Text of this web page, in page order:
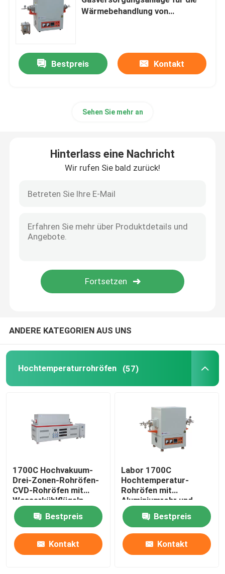
Industrielle Kammeröfen
Regulierter Atmosphären-Ofen
Hebeofen
Wärmebehandlung von
Bestpreis Kontakt
Sehen Sie mehr an
Hinterlass eine Nachricht
Wir rufen Sie bald zurück!
ANDERE KATEGORIEN AUS UNS
Hochtemperaturrohröfen (57)
1700C Hochvakuum-
Drei-Zonen-Rohröfen-
CVD-Rohröfen mit
Wasserkühlflügeln
Bestpreis
Kontakt
Labor 1700C
Hochtemperatur-
Rohröfen mit
Aluminiumrohr und
Dichtungsflansche
Bestpreis
Kontakt